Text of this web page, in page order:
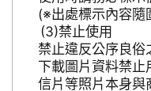
(※出處標示內容隨
禁止使用
禁止違反公序良俗
下載圖片資料禁止
信片等照片本身與